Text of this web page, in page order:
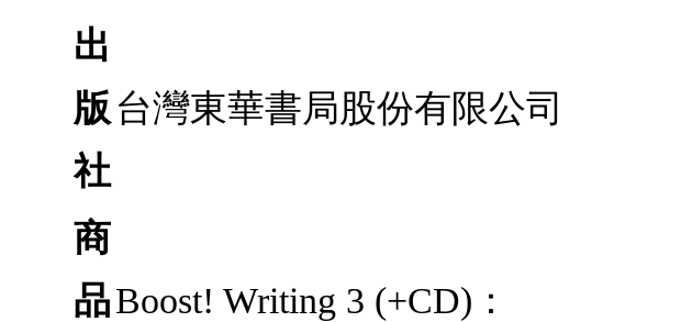
出
版
社
台灣東華書局股份有限公司
商
品Boost! Writing 3 (+CD)：